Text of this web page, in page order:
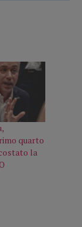
quarto
la